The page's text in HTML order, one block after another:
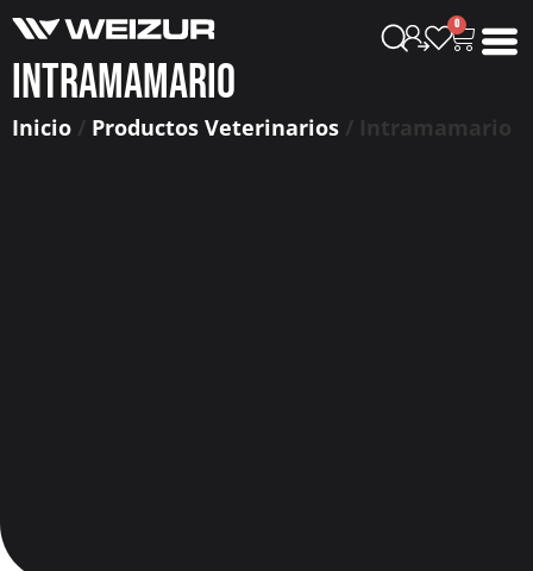
0
Intramamario
Inicio / Productos Veterinarios / Intramamario